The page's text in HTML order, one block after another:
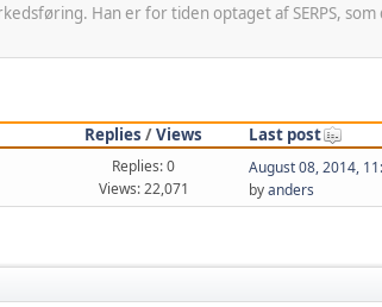
Han er for tiden optaget af SERPS,
Replies /Views
Last post
Replies: 0
Views: 22,071
August 08, 2014,
byanders